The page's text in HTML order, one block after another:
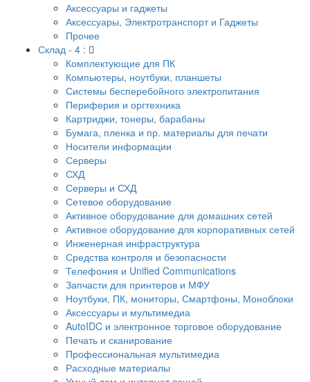
Аксессуары и гаджеты
Аксессуары, Электротранспорт и Гаджеты
Прочее
Склад - 4 :
Комплектующие для ПК
Компьютеры, ноутбуки, планшеты
Системы бесперебойного электропитания
Периферия и оргтехника
Картриджи, тонеры, барабаны
Бумага, пленка и пр. материалы для печати
Носители информации
Серверы
СХД
Серверы и СХД
Сетевое оборудование
Активное оборудование для домашних сетей
Активное оборудование для корпоративных сетей
Инженерная инфраструктура
Средства контроля и безопасности
Телефония и Unified Communications
Запчасти для принтеров и МФУ
Ноутбуки, ПК, мониторы, Смартфоны, Моноблоки
Аксессуары и мультимедиа
AutoIDC и электронное торговое оборудование
Печать и сканирование
Профессиональная мультимедиа
Расходные материалы